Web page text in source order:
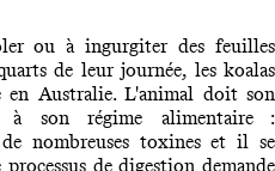
ou à ingurgiter des feuilles
de leur journée, les koalas
en Australie. L'animal doit son
à son régime alimentaire :
nombreuses toxines et il se
de digestion demande